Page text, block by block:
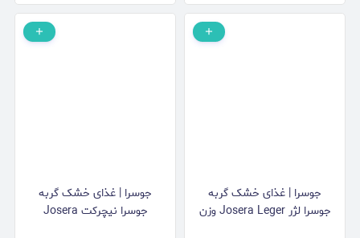
جوسرا | غذای خشک گربه
جوسرا لژر Josera Leger وزن
جوسرا | غذای خشک گربه
جوسرا نیچرکت Josera